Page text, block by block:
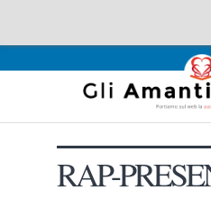
Recensioni
Interviste & Incontri
BandiRAP-